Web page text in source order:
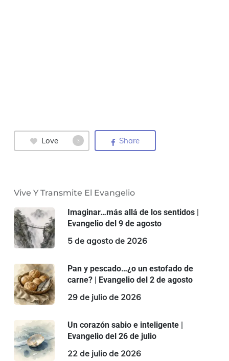
Love 3 Share
Vive Y Transmite El Evangelio
Imaginar…más allá de los sentidos |
Evangelio del 9 de agosto
5 de agosto de 2026
Pan y pescado…¿o un estofado de
carne? | Evangelio del 2 de agosto
29 de julio de 2026
Un corazón sabio e inteligente |
Evangelio del 26 de julio
22 de julio de 2026